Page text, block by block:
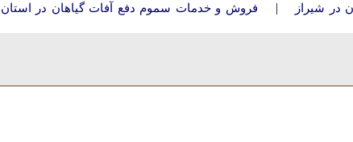
در شيراز
| فروش و خدمات سموم دفع آفات گیاهان در استان